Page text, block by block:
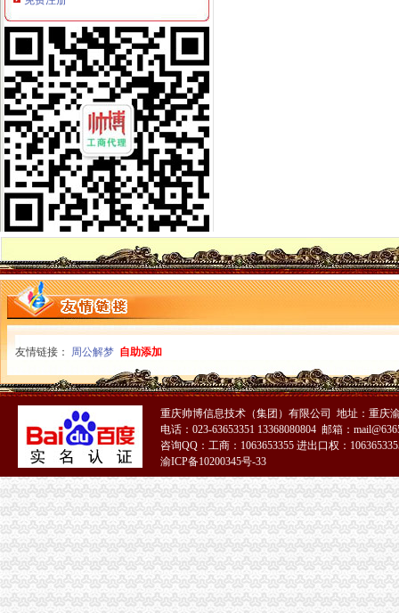
免费注册
如何免费注册Apple ID?Apple ID免费注册图文教程-同步推资讯
免费注册公司流程
【物业管理公司注册流程】-内江百姓网
上海注册一家公司,注册公司的流程及费用都有哪些?-知乎
0元注册公司流程
【南通教育公司注册_科技教育公司注册_教育公司注册流程】-南通赶
【图】公司0元注册,代理记账_六安工商注册_六安列表网
一元注册公司流程
北京市3万1新注册|3万1新注册供应商|3万—1亿元公司新注册_一呼百
【图】在成都注册一家公司需要的流程和费用有哪些？_成都工商注册_
一元公司
聊城一元醇公司-顺企网聊城页
浦口区工商局核发全区张一元公司营业执照
1元注册公司
1元零付可注册广州公司【今日推荐网-广州工商/税务/财务】
工商登记制度改革满月北京注册两家“1元公司”-万象-古汉台网
0元注册公司
0元注册公司代办工商全套手续-聊城58同城
重庆一元注册公司
【图】投资基金公司与基金管理公司注册条件（安l77lo7663l3_重庆公
重庆市招标投标综合网_重庆市渝南自来水有限公司2016年度“一户一
重庆0元注册公司
重庆都尚装修有限公司-土巴兔装修网
重庆免费注册公司
重庆冰盈注册安全工程师事务所有限公司
重庆九龙坡商标注册找哪个公司？_第1页_重庆E线广告设计策划_职场
免费注册公司
徐州专业免费公司注册_徐州商务服务-徐州-苏北信息港
代理记账,新公司注册来电咨询免费,免费,免费注册-襄58同城
工商动态
友情链接： 周公解梦 自助添加
重庆帅博信息技术（集团）有限公司 地址：重庆
电话：023-63653351 13368080804 邮箱：
咨询QQ：工商：1063653355 进出口权：
渝ICP备10200345号-33